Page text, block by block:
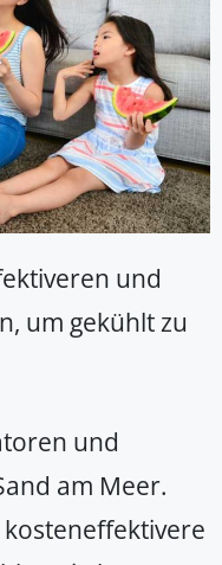
und
um gekühlt zu
und
am Meer.